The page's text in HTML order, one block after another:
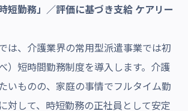
短勤務」／評価に基づき支給 ケアリー
は、介護業界の常用型派遣事業では初
）短時間勤務制度を導入します。介護
いものの、家庭の事情でフルタイム勤
対して、時短勤務の正社員として安定